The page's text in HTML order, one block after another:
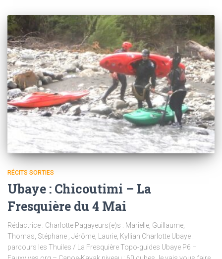
RÉCITS SORTIES
Ubaye : Chicoutimi – La
Fresquière du 4 Mai
Rédactrice : Charlotte Pagayeurs(e)s : Marielle, Guillaume,
Thomas, Stéphane , Jérôme, Laurie, Kyllian Charlotte Ubaye :
parcours les Thuiles / La Fresquière Topo-guides Ubaye P6 –